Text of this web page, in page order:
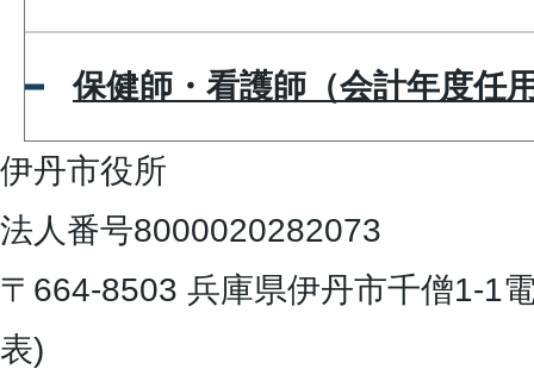
保健師・看護師（会計年度任
伊丹市役所
法人番号8000020282073
〒664-8503 兵庫県伊丹市千僧1-1
表)